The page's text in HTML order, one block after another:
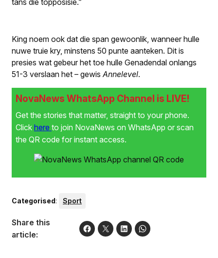
tans die topposisie.”
King noem ook dat die span gewoonlik, wanneer hulle
nuwe truie kry, minstens 50 punte aanteken. Dit is
presies wat gebeur het toe hulle Genadendal onlangs
51-3 verslaan het – gewisAnnelevel.
NovaNews WhatsApp Channel is LIVE!
Get the stories that matter, straight to your phone.
Click here to join NovaNews on WhatsApp or scan
the QR code for instant access.
Categorised: Sport
Share this
article: